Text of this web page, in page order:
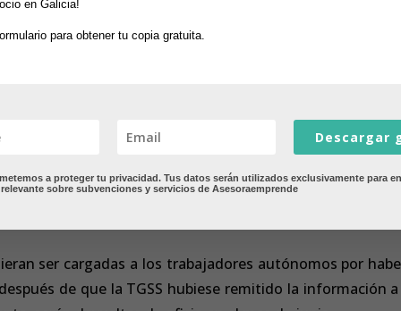
autónomos de abril aunque tengas
que pagar.
entre el 14 y el 31 de marzo, de los
por cese en la actividad, serán devueltas
ser cargadas a los trabajadores autónomos por
de que la TGSS hubiese remitido la información
en Galicia!
para obtener tu copia gratuita.
Descargar
a proteger tu privacidad. Tus datos serán utilizados exclusivamente para
sobre subvenciones y servicios de Asesoraemprende